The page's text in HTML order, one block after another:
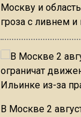
Москву и
гроза с ливнем
В Москве 2